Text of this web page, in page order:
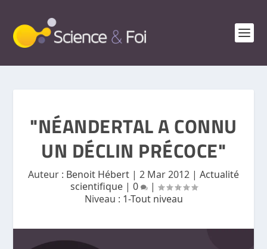
"NÉANDERTAL A CONNU
UN DÉCLIN PRÉCOCE"
Auteur : Benoit Hébert | 2 Mar 2012 | Actualité
scientifique| 0
|
Niveau : 1-Tout niveau